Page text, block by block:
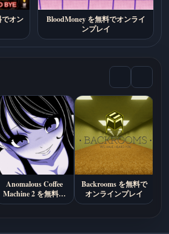
オン
BloodMoney を無料でオンライ
ンプレイ
Anomalous Coffee
Machine 2 を無料で
オンラインプレイ
Backrooms を無料で
オンラインプレイ